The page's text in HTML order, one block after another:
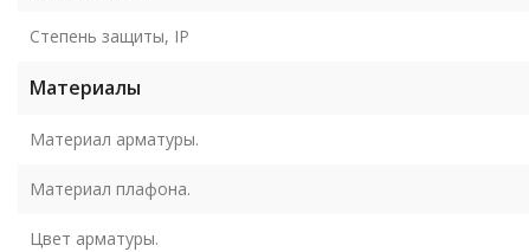
Степень защиты, IP
Материалы
Материал арматуры.
Материал плафона.
Цвет арматуры.